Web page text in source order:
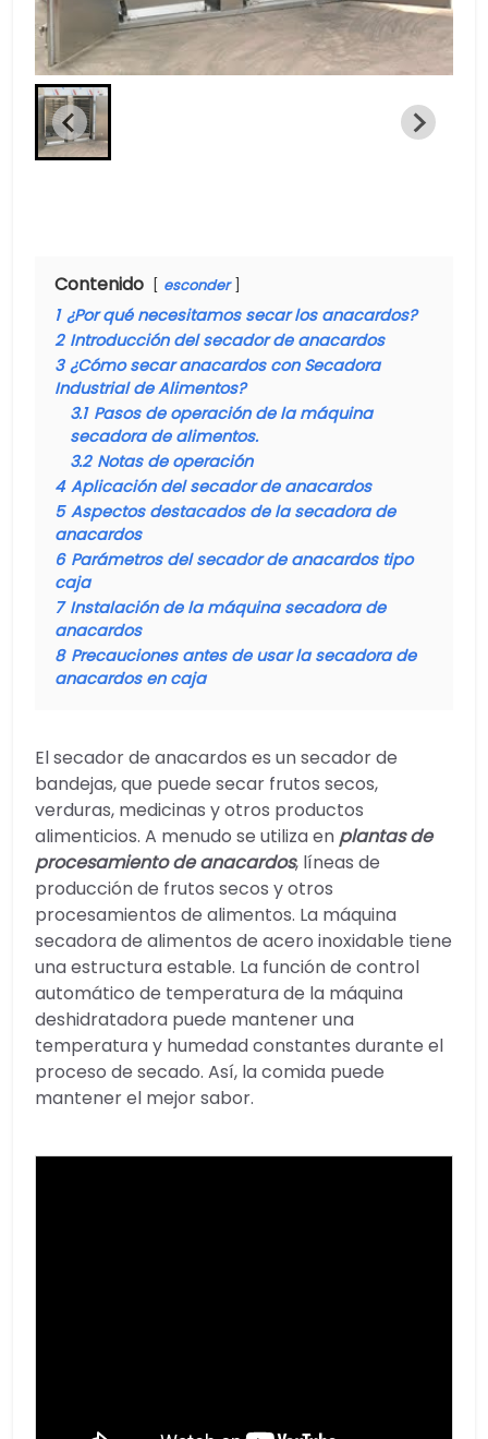
Contenido esconder
1 ¿Por qué necesitamos secar los anacardos?
2 Introducción del secador de anacardos
3 ¿Cómo secar anacardos con Secadora
Industrial de Alimentos?
3.1 Pasos de operación de la máquina
secadora de alimentos.
3.2 Notas de operación
4 Aplicación del secador de anacardos
5 Aspectos destacados de la secadora de
anacardos
6 Parámetros del secador de anacardos tipo
caja
7 Instalación de la máquina secadora de
anacardos
8 Precauciones antes de usar la secadora de
anacardos en caja
El secador de anacardos es un secador de
bandejas, que puede secar frutos secos,
verduras, medicinas y otros productos
alimenticios. A menudo se utiliza en plantas de
procesamiento de anacardos, líneas de
producción de frutos secos y otros
procesamientos de alimentos. La máquina
secadora de alimentos de acero inoxidable tiene
una estructura estable. La función de control
automático de temperatura de la máquina
deshidratadora puede mantener una
temperatura y humedad constantes durante el
proceso de secado. Así, la comida puede
mantener el mejor sabor.